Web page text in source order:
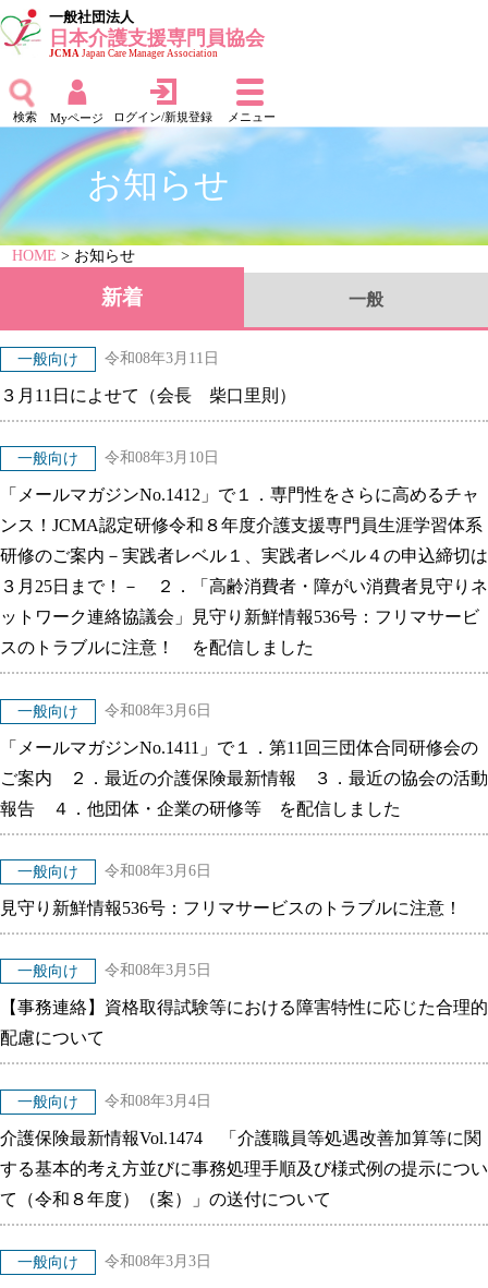
一般社団法人
日本介護支援専門員協会
JCMAJapan Care Manager Association
検索 Myページ ログイン/新規登録 メニュー
お知らせ
HOME > お知らせ
新着 一般
一般向け 令和08年3月11日
３月11日によせて（会長 柴口里則）
一般向け 令和08年3月10日
「メールマガジンNo.1412」で１．専門性をさらに高めるチャ
ンス！JCMA認定研修令和８年度介護支援専門員生涯学習体系
研修のご案内－実践者レベル１、実践者レベル４の申込締切は
３月25日まで！－ ２．「高齢消費者・障がい消費者見守りネ
ットワーク連絡協議会」見守り新鮮情報536号：フリマサービ
スのトラブルに注意！ を配信しました
一般向け 令和08年3月6日
「メールマガジンNo.1411」で１．第11回三団体合同研修会の
ご案内 ２．最近の介護保険最新情報 ３．最近の協会の活動
報告 ４．他団体・企業の研修等 を配信しました
一般向け 令和08年3月6日
見守り新鮮情報536号：フリマサービスのトラブルに注意！
一般向け 令和08年3月5日
【事務連絡】資格取得試験等における障害特性に応じた合理的
配慮について
一般向け 令和08年3月4日
介護保険最新情報Vol.1474 「介護職員等処遇改善加算等に関
する基本的考え方並びに事務処理手順及び様式例の提示につい
て（令和８年度）（案）」の送付について
一般向け 令和08年3月3日